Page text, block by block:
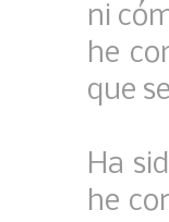
ni
he
que
Ha
he